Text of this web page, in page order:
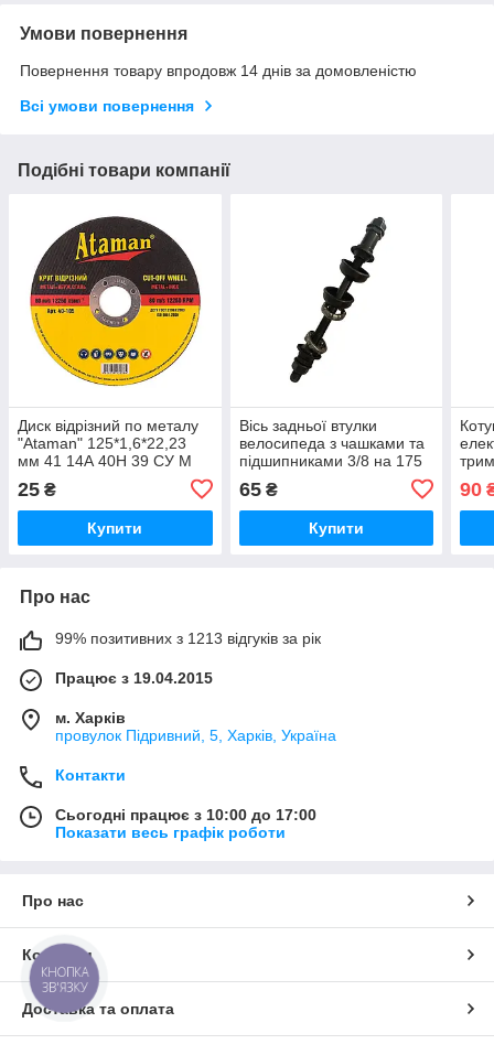
Умови повернення
Повернення товару впродовж 14 днів за домовленістю
Всі умови повернення
Подібні товари компанії
Диск відрізний по металу
"Ataman" 125*1,6*22,23
мм 41 14А 40Н 39 СУ М
25 ₴
Купити
Вісь задньої втулки
велосипеда з чашками та
підшипниками 3/8 на 175
65₴
Купити
90
Про нас
99% позитивних з 1213 відгуків за рік
Працює з 19.04.2015
м. Харків
провулок Підривний, 5, Харків, Україна
Контакти
Сьогодні працює з 10:00 до 17:00
Показати весь графік роботи
Про нас
Контакти
Доставка та оплата
КНОПКА
ЗВ'ЯЗКУ